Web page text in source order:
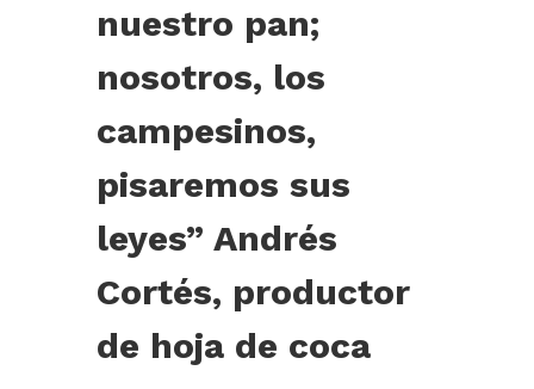
nuestro pan;
nosotros, los
campesinos,
pisaremos sus
leyes” Andrés
Cortés, productor
de hoja de coca